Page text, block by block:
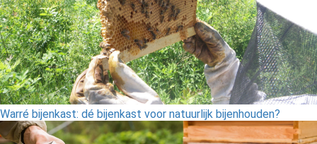
Warré bijenkast: dé bijenkast voor natuurlijk bijenhouden?